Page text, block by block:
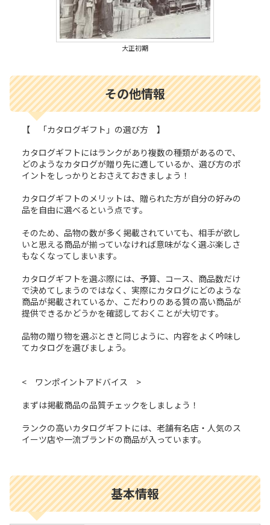
大正初期
その他情報
【 「カタログギフト」の選び方 】
カタログギフトにはランクがあり複数の種類があるので、
どのようなカタログが贈り先に適しているか、選び方のポ
イントをしっかりとおさえておきましょう！
カタログギフトのメリットは、贈られた方が自分の好みの
品を自由に選べるという点です。
そのため、品物の数が多く掲載されていても、相手が欲し
いと思える商品が揃っていなければ意味がなく選ぶ楽しさ
もなくなってしまいます。
カタログギフトを選ぶ際には、予算、コース、商品数だけ
で決めてしまうのではなく、実際にカタログにどのような
商品が掲載されているか、こだわりのある質の高い商品が
提供できるかどうかを確認しておくことが大切です。
品物の贈り物を選ぶときと同じように、内容をよく吟味し
てカタログを選びましょう。
< ワンポイントアドバイス >
まずは掲載商品の品質チェックをしましょう！
ランクの高いカタログギフトには、老舗有名店・人気のス
イーツ店や一流ブランドの商品が入っています。
基本情報